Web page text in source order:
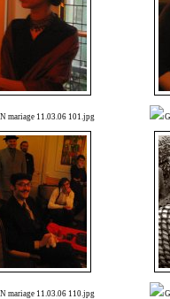
mariage 11.03.06 101.jpg
mariage 11.03.06 110.jpg